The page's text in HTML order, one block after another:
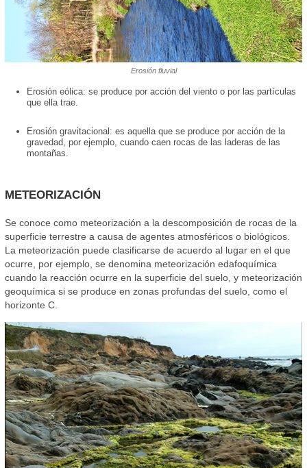
Erosión fluvial
Erosión eólica: se produce por acción del viento o por las partículas
que ella trae.
Erosión gravitacional: es aquella que se produce por acción de la
gravedad, por ejemplo, cuando caen rocas de las laderas de las
montañas.
METEORIZACIÓN
Se conoce como meteorización a la descomposición de rocas de la
superficie terrestre a causa de agentes atmosféricos o biológicos.
La meteorización puede clasificarse de acuerdo al lugar en el que
ocurre, por ejemplo, se denomina meteorización edafoquímica
cuando la reacción ocurre en la superficie del suelo, y meteorización
geoquímica si se produce en zonas profundas del suelo, como el
horizonte C.